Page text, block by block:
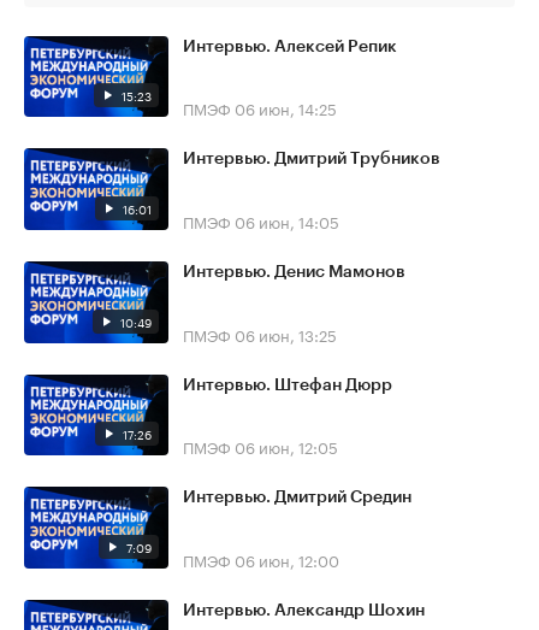
15:23
Интервью. Алексей Репик
ПМЭФ 06 июн, 14:25
16:01
Интервью. Дмитрий Трубников
ПМЭФ 06 июн, 14:05
10:49
Интервью. Денис Мамонов
ПМЭФ 06 июн, 13:25
17:26
Интервью. Штефан Дюрр
ПМЭФ 06 июн, 12:05
7:09
Интервью. Дмитрий Средин
ПМЭФ 06 июн, 12:00
Интервью. Александр Шохин